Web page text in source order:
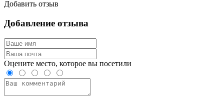
Добавить отзыв
Добавление отзыва
Оцените место, которое вы посетили